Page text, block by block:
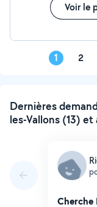
Voir le
1 2
Dernières
les-Vallons (13)